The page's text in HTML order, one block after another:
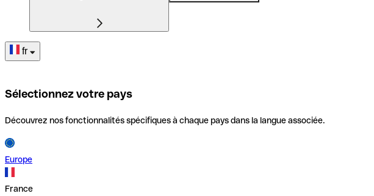
fr
Sélectionnez votre pays
Découvrez nos fonctionnalités spécifiques à chaque pays dans la langue associée.
Europe
France